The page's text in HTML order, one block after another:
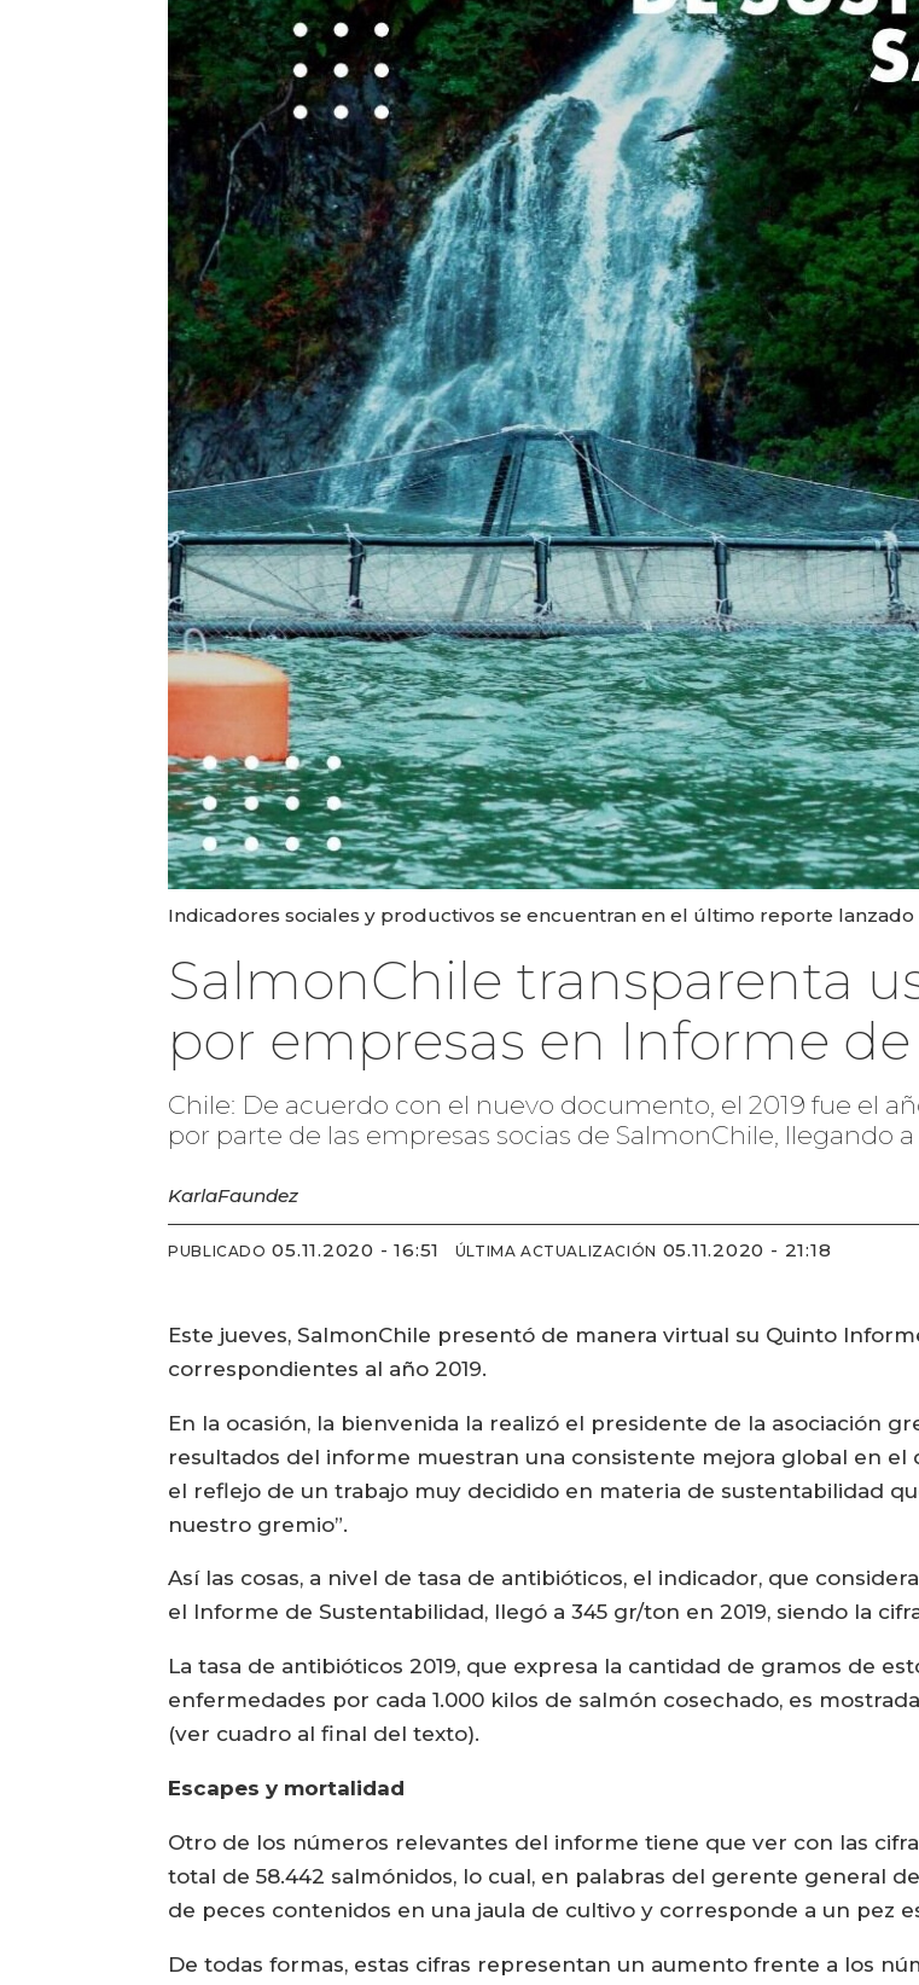
Indicadores sociales y productivos se encuentran en el último reporte lanzado
SalmonChile transparenta
por empresas en Informe
Chile: De acuerdo con el nuevo documento, el 2019 fue el
por parte de las empresas socias de SalmonChile, llegando
KarlaFaundez
PUBLICADO 05.11.2020 - 16:51 ÚLTIMA ACTUALIZACIÓN 05.11.2020 - 21:18
Este jueves, SalmonChile presentó de manera virtual su Quinto
correspondientes al año 2019.
En la ocasión, la bienvenida la realizó el presidente de la asociación
resultados del informe muestran una consistente mejora global en
el reflejo de un trabajo muy decidido en materia de sustentabilidad
nuestro gremio”.
Así las cosas, a nivel de tasa de antibióticos, el indicador, que
el Informe de Sustentabilidad, llegó a 345 gr/ton en 2019, siendo la
La tasa de antibióticos 2019, que expresa la cantidad de gramos de
enfermedades por cada 1.000 kilos de salmón cosechado, es
(ver cuadro al final del texto).
Escapes y mortalidad
Otro de los números relevantes del informe tiene que ver con las
total de 58.442 salmónidos, lo cual, en palabras del gerente general
de peces contenidos en una jaula de cultivo y corresponde a un pez
De todas formas, estas cifras representan un aumento frente a los